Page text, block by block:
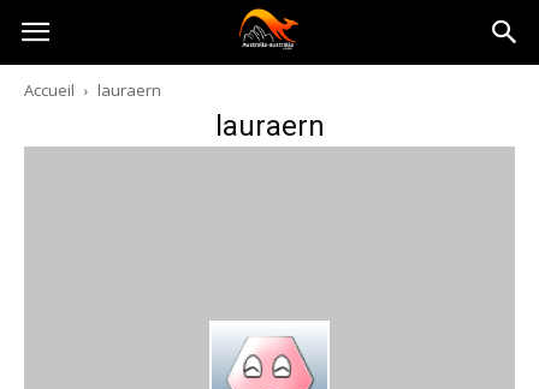
Australia-
australie.com
Accueil lauraern
lauraern